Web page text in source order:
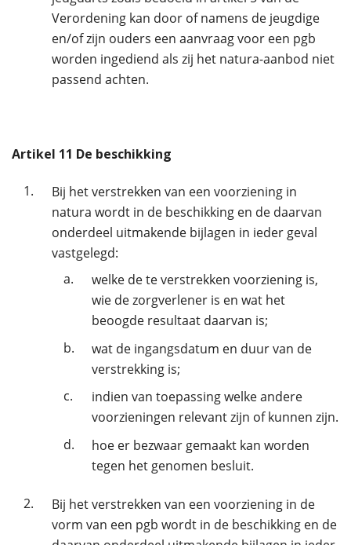
Verordening kan door of namens de jeugdige
en/of zijn ouders een aanvraag voor een pgb
worden ingediend als zij het natura-aanbod niet
passend achten.
Artikel 11 De beschikking
1.
Bij het verstrekken van een voorziening in
natura wordt in de beschikking en de daarvan
onderdeel uitmakende bijlagen in ieder geval
vastgelegd:
a.
welke de te verstrekken voorziening is,
wie de zorgverlener is en wat het
beoogde resultaat daarvan is;
b.
wat de ingangsdatum en duur van de
verstrekking is;
c.
indien van toepassing welke andere
voorzieningen relevant zijn of kunnen zijn.
d.
hoe er bezwaar gemaakt kan worden
tegen het genomen besluit.
2.
Bij het verstrekken van een voorziening in de
vorm van een pgb wordt in de beschikking en de